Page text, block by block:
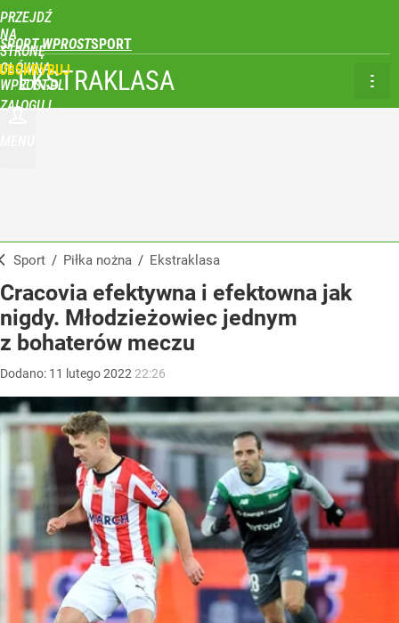
PRZEJDŹ
NA
STRONĘ
GŁÓWNĄ
WPROST.PL
SPORT WPROST
ZALOGUJ
EKSTRAKLASA
Sport / Piłka nożna / Ekstraklasa
Cracovia efektywna i efektowna jak
nigdy. Młodzieżowiec jednym
z bohaterów meczu
Dodano: 11 lutego2022 22:26